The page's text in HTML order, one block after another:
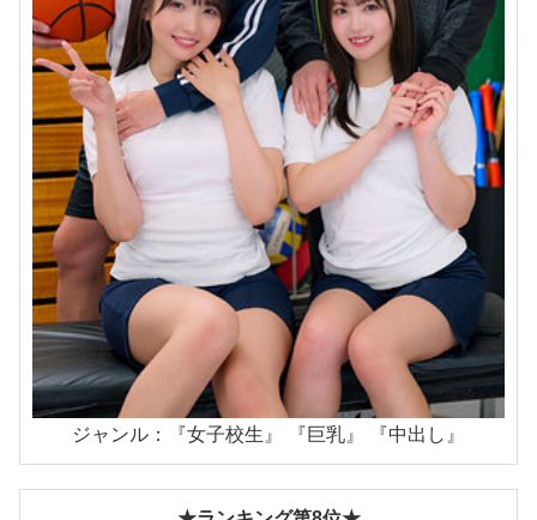
ジャンル：『女子校生』 『巨乳』 『中出し』